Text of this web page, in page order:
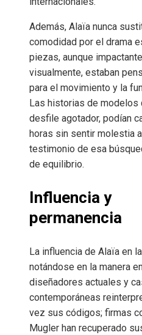
Además, Alaïa nunca
comodidad por el drama
piezas, aunque
visualmente, estaban
para el movimiento y la
Las historias de modelos
desfile agotador, podían
horas sin sentir molestia
testimonio de esa
de equilibrio.
Influencia y
permanencia
La influencia de Alaïa en
notándose en la manera
diseñadores actuales y
contemporáneas
vez sus códigos; firmas
Mugler han recuperado